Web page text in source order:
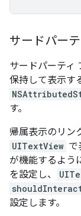
サードパー
サードパーティ
保持して表示す
す。
帰属表示のリン
UITextView で
が機能するよう
を設定し、
設定します。